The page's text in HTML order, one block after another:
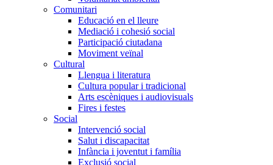
Comunitari
Educació en el lleure
Mediació i cohesió social
Participació ciutadana
Moviment veïnal
Cultural
Llengua i literatura
Cultura popular i tradicional
Arts escèniques i audiovisuals
Fires i festes
Social
Intervenció social
Salut i discapacitat
Infància i joventut i família
Exclusió social